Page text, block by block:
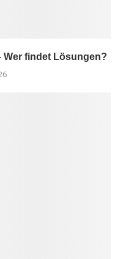
Wer findet Lösungen?